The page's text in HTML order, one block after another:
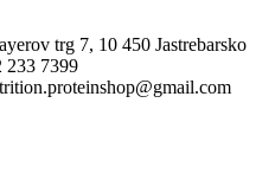
trg 7, 10 450 Jastrebarsko
233 7399